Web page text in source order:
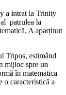
a intrat la Trinity
patrulea la
A aparținut
Tripos, estimând
mijloc spre un
în matematica
o caracteristică a